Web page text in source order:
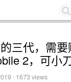
三代，需
2，可小
· 1673 views